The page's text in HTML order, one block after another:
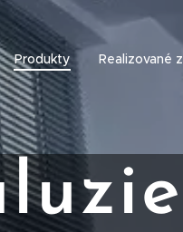
Produkty Realizované